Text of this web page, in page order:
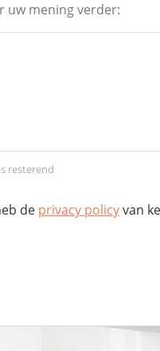
uw mening verder:
resterend
de privacy policyvan